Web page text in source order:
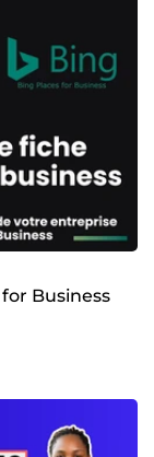
Business